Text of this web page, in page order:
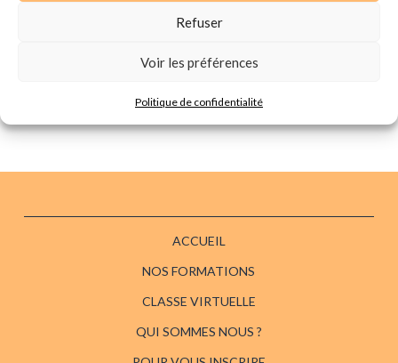
Refuser
Voir les préférences
Politique de confidentialité
ACCUEIL
NOS FORMATIONS
CLASSE VIRTUELLE
QUI SOMMES NOUS ?